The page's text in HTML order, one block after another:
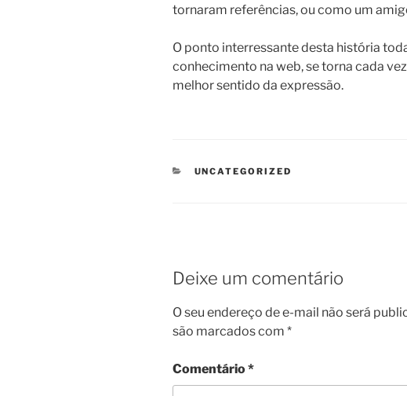
tornaram referências, ou como um
O ponto interressante desta história
conhecimento na web, se torna cada
melhor sentido da expressão.
CATEGORIAS
UNCATEGORIZED
Deixe um comentário
O seu endereço de e-mail não será
são marcados com *
Comentário*